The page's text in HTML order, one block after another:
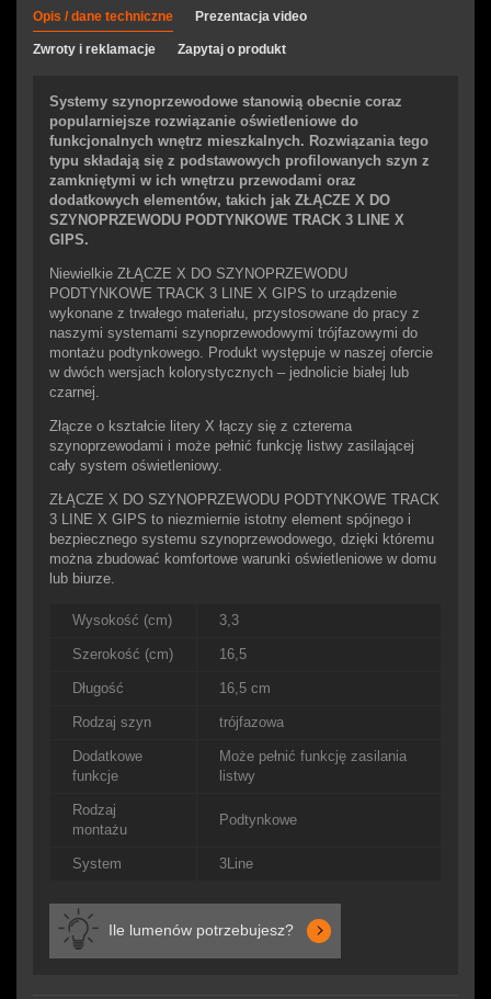
Opis / dane techniczne Prezentacja video
Zwroty i reklamacje Zapytaj o produkt
Systemy szynoprzewodowe stanowią obecnie coraz
popularniejsze rozwiązanie oświetleniowe do
funkcjonalnych wnętrz mieszkalnych. Rozwiązania tego
typu składają się z podstawowych profilowanych szyn z
zamkniętymi w ich wnętrzu przewodami oraz
dodatkowych elementów, takich jak ZŁĄCZE X DO
SZYNOPRZEWODU PODTYNKOWE TRACK 3 LINE X
GIPS.
Niewielkie ZŁĄCZE X DO SZYNOPRZEWODU
PODTYNKOWE TRACK 3 LINE X GIPS to urządzenie
wykonane z trwałego materiału, przystosowane do pracy z
naszymi systemami szynoprzewodowymi trójfazowymi do
montażu podtynkowego. Produkt występuje w naszej ofercie
w dwóch wersjach kolorystycznych – jednolicie białej lub
czarnej.
Złącze o kształcie litery X łączy się z czterema
szynoprzewodami i może pełnić funkcję listwy zasilającej
cały system oświetleniowy.
ZŁĄCZE X DO SZYNOPRZEWODU PODTYNKOWE TRACK
3 LINE X GIPS to niezmiernie istotny element spójnego i
bezpiecznego systemu szynoprzewodowego, dzięki któremu
można zbudować komfortowe warunki oświetleniowe w domu
lub biurze.
Wysokość (cm) 3,3
Szerokość (cm) 16,5
Długość 16,5 cm
Rodzaj szyn trójfazowa
Dodatkowe
funkcje
Może pełnić funkcję zasilania
listwy
Rodzaj
montażu
Podtynkowe
System 3Line
Ile lumenów potrzebujesz?